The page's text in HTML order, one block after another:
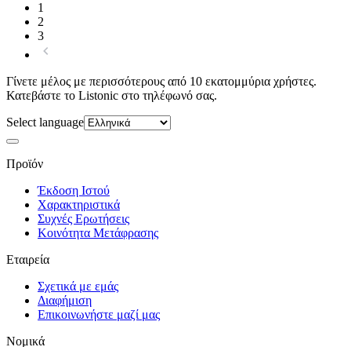
1
2
3
Γίνετε μέλος με περισσότερους από 10 εκατομμύρια χρήστες.
Κατεβάστε το Listonic στο τηλέφωνό σας.
Select language
Προϊόν
Έκδοση Ιστού
Χαρακτηριστικά
Συχνές Ερωτήσεις
Κοινότητα Μετάφρασης
Εταιρεία
Σχετικά με εμάς
Διαφήμιση
Επικοινωνήστε μαζί μας
Νομικά